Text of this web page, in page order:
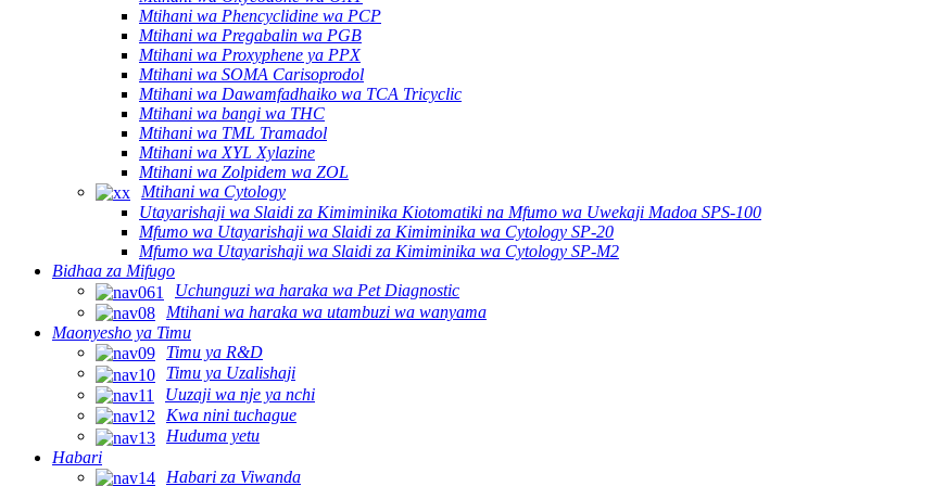
Mtihani wa Phencyclidine wa PCP
Mtihani wa Pregabalin wa PGB
Mtihani wa Proxyphene ya PPX
Mtihani wa SOMA Carisoprodol
Mtihani wa Dawamfadhaiko wa TCA Tricyclic
Mtihani wa bangi wa THC
Mtihani wa TML Tramadol
Mtihani wa XYL Xylazine
Mtihani wa Zolpidem wa ZOL
Mtihani wa Cytology
Utayarishaji wa Slaidi za Kimiminika Kiotomatiki na Mfumo wa Uwekaji Madoa SPS-100
Mfumo wa Utayarishaji wa Slaidi za Kimiminika wa Cytology SP-20
Mfumo wa Utayarishaji wa Slaidi za Kimiminika wa Cytology SP-M2
Bidhaa za Mifugo
Uchunguzi wa haraka wa Pet Diagnostic
Mtihani wa haraka wa utambuzi wa wanyama
Maonyesho ya Timu
Timu ya R&D
Timu ya Uzalishaji
Uuzaji wa nje ya nchi
Kwa nini tuchague
Huduma yetu
Habari
Habari za Viwanda